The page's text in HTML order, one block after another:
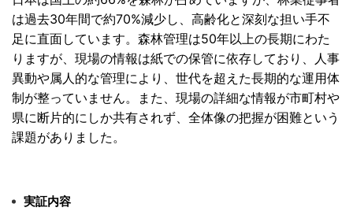
は過去30年間で約70%減少し、 高齢化と深刻な担い手不
足に直面しています。 森林管理は50年以上の長期にわた
りますが、 現場の情報は紙での保管に依存しており、
人事
異動や属人的な管理により、 世代を超えた長期的な運用体
制が整っていません。また、 現場の詳細な情報が市町村や
県に断片的にしか共有されず、 全体像の把握が困難という
課題がありました。
実証内容